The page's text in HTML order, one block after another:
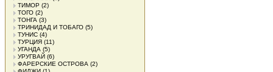
ТИМОР (2)
ТОГО (2)
ТОНГА (3)
ТРИНИДАД И ТОБАГО (5)
ТУНИС (4)
ТУРЦИЯ (11)
УГАНДА (5)
УРУГВАЙ (6)
ФАРЕРСКИЕ ОСТРОВА (2)